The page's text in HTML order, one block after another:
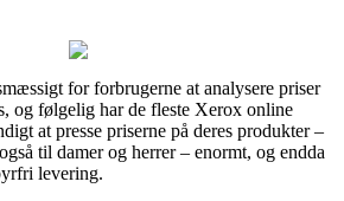
for forbrugerne at analysere priser
og følgelig har de fleste Xerox online
at presse priserne på deres produkter –
til damer og herrer – enormt, og endda
levering.